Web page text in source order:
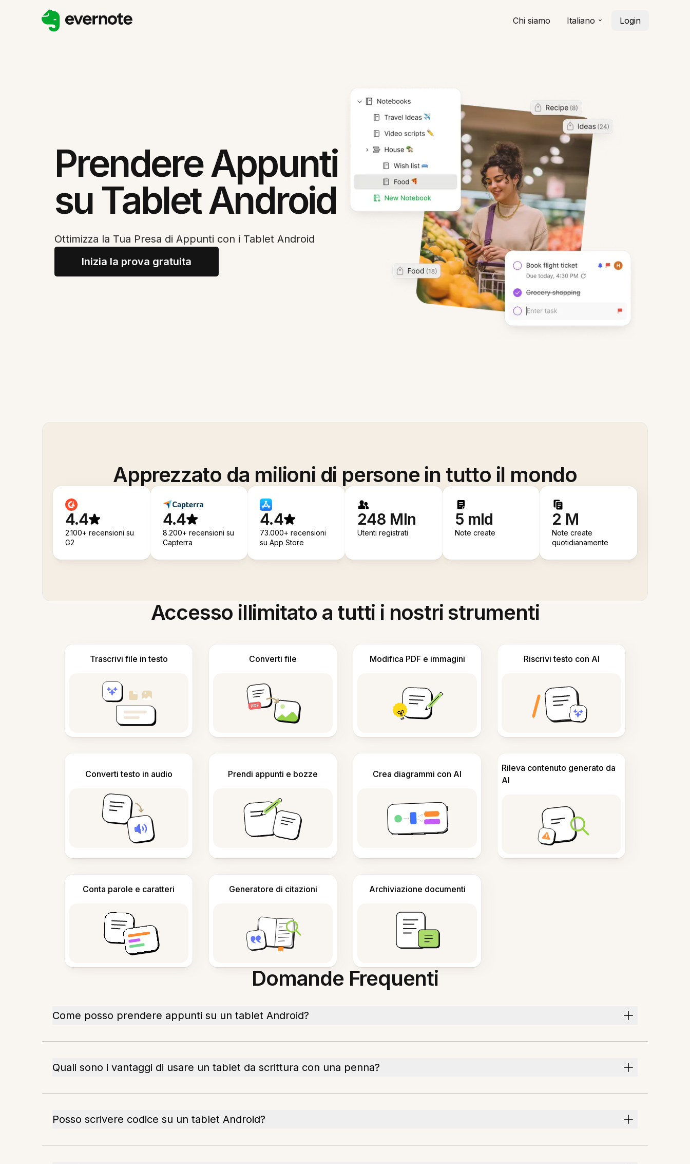
Chi siamo Italiano Login
Prendere Appunti
su Tablet Android
Ottimizza la Tua Presa di Appunti con i Tablet Android
Inizia la prova gratuita
Apprezzato da milioni di persone in tutto il mondo
4.4
2.100+ recensioni su
G2
4.4
8.200+ recensioni su
Capterra
4.4
73.000+ recensioni
su App Store
248 Mln
Utenti registrati
5 mld
Note create
2 M
Note create
quotidianamente
Accesso illimitato a tutti i nostri strumenti
Trascrivi file in testo Converti file Modifica PDF e immagini Riscrivi testo con AI
Converti testo in audio Prendi appunti e bozze Crea diagrammi con AI
Rileva contenuto generato da
AI
Conta parole e caratteri Generatore di citazioni Archiviazione documenti
Domande Frequenti
Come posso prendere appunti su un tablet Android?
Quali sono i vantaggi di usare un tablet da scrittura con una penna?
Posso scrivere codice su un tablet Android?